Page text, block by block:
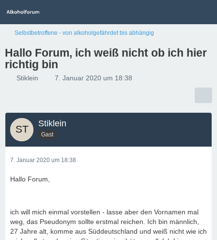
Selbstbetroffene - von alkoholgefährdet bis abhängig
Hallo Forum, ich weiß nicht ob ich hier
richtig bin
Stiklein 7. Januar 2020 um 18:38
Stiklein
Gast
7. Januar 2020 um 18:38
Hallo Forum,
ich will mich einmal vorstellen - lasse aber den Vornamen mal
weg, das Pseudonym sollte erstmal reichen. Ich bin männlich,
27 Jahre alt, komme aus Süddeutschland und weiß nicht wie ich